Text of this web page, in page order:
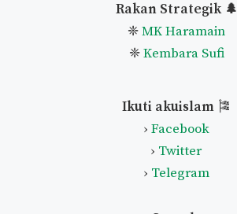
Rakan Strategik 🌲
❈MK Haramain
❈Kembara Sufi
Ikuti akuislam 🎏
› Facebook
› Twitter
› Telegram